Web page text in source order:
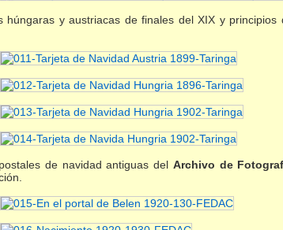
húngaras y austriacas de finales del XIX y
de navidad antiguas del Archivo de